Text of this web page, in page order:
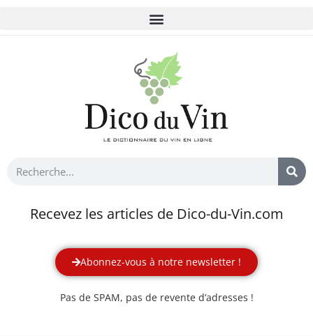
Recevez les articles de Dico-du-Vin.com
Abonnez-vous à notre newsletter !
Pas de SPAM, pas de revente d’adresses !